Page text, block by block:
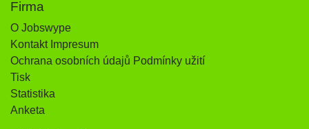
Firma
O Jobswype
Kontakt Impresum
Ochrana osobních údajů Podmínky užití
Tisk
Statistika
Anketa